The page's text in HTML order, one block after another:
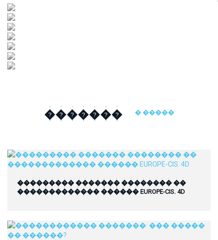
������� � �����
��������� ������� �������� ��
������������� ������ EUROPE-CIS. 4D